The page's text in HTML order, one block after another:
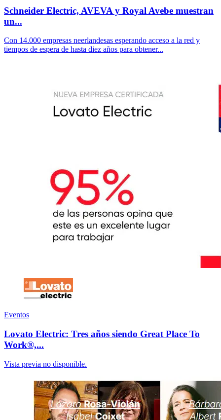
Schneider Electric, AVEVA y Royal Avebe muestran
un...
Con 14.000 empresas neerlandesas esperando acceso a la red y
tiempos de espera de hasta diez años para obtener...
Eventos
Lovato Electric: Tres años siendo Great Place To
Work®,...
Vista previa no disponible.